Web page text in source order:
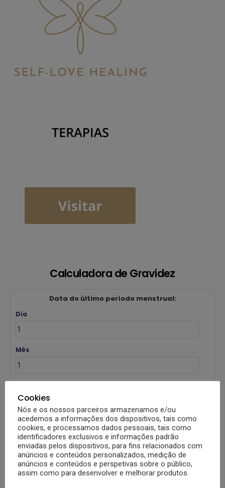
Calculadora de Gravidez
Data do último período menstrual:
Dia
Mês
Data de Nascimento Previsto, Resultados do
Cálculo da Data de Concepção:
Datas estimadas de fertilidade:
Cookies
Nós e os nossos parceiros armazenamos e/ou
acedemos a informações dos dispositivos, tais como
cookies, e processamos dados pessoais, tais como
identificadores exclusivos e informações padrão
enviadas pelos dispositivos, para fins relacionados com
anúncios e conteúdos personalizados, medição de
anúncios e conteúdos e perspetivas sobre o público,
assim como para desenvolver e melhorar produtos.